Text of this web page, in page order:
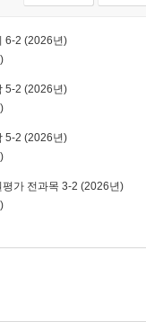
6-2 (2026년)
5-2 (2026년)
5-2 (2026년)
평가 전과목 3-2 (2026년)